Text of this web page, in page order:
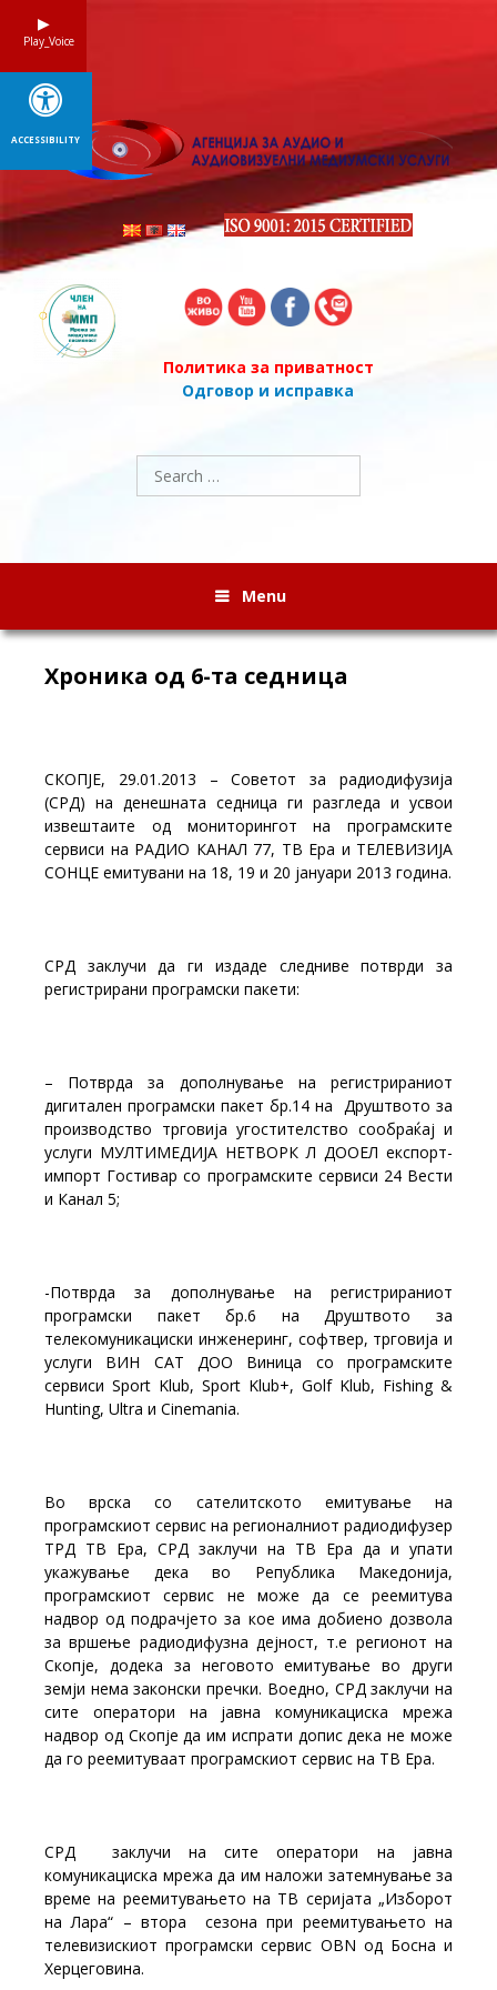
Политика за приватност
Одговор и исправка
Search
for:
Menu
Хроника од 6-та седница
СКОПЈЕ, 29.01.2013 – Советот за радиодифузија
(СРД) на денешната седница ги разгледа и усвои
извештаите од мониторингот на програмските
сервиси на РАДИО КАНАЛ 77, ТВ Ера и ТЕЛЕВИЗИЈА
СОНЦЕ емитувани на 18, 19 и 20 јануари 2013 година.
СРД заклучи да ги издаде следниве потврди за
регистрирани програмски пакети:
– Потврда за дополнување на регистрираниот
дигитален програмски пакет бр.14 на Друштвото за
производство трговија угостителство сообраќај и
услуги МУЛТИМЕДИЈА НЕТВОРК Л ДООЕЛ експорт-
импорт Гостивар со програмските сервиси 24 Вести
и Канал 5;
-Потврда за дополнување на регистрираниот
програмски пакет бр.6 на Друштвото за
телекомуникациски инженеринг, софтвер, трговија и
услуги ВИН САТ ДОО Виница со програмските
сервиси Sport Klub, Sport Klub+, Golf Klub, Fishing &
Hunting, Ultra и Cinemania.
Во врска со сателитското емитување на
програмскиот сервис на регионалниот радиодифузер
ТРД ТВ Ера, СРД заклучи на ТВ Ера да и упати
укажување дека во Република Македонија,
програмскиот сервис не може да се реемитува
надвор од подрачјето за кое има добиено дозвола
за вршење радиодифузна дејност, т.е регионот на
Скопје, додека за неговото емитување во други
земји нема законски пречки. Воедно, СРД заклучи на
сите оператори на јавна комуникациска мрежа
надвор од Скопје да им испрати допис дека не може
да го реемитуваат програмскиот сервис на ТВ Ера.
СРД заклучи на сите оператори на јавна
комуникациска мрежа да им наложи затемнување за
време на реемитувањето на ТВ серијата „Изборот
на Лара“ – втора сезона при реемитувањето на
телевизискиот програмски сервис OBN од Босна и
Херцеговина.
Play_Voice
ACCESSIBILITY